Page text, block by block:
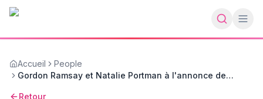
Accueil
People
Gordon Ramsay et Natalie Portman à l'annonce de
Retour